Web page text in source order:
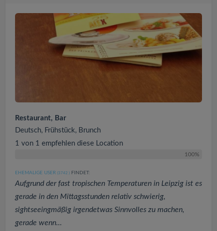
Restaurant, Bar
Deutsch, Frühstück, Brunch
1 von 1 empfehlen diese Location
100%
EHEMALIGE USER (3742 ) FINDET:
Aufgrund der fast tropischen Temperaturen in Leipzig ist es
gerade in den Mittagsstunden relativ schwierig,
sightseeingmäßig irgendetwas Sinnvolles zu machen,
gerade wenn...